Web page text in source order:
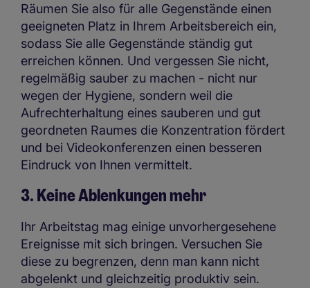
Räumen Sie also für alle Gegenstände einen
geeigneten Platz in Ihrem Arbeitsbereich ein,
sodass Sie alle Gegenstände ständig gut
erreichen können. Und vergessen Sie nicht,
regelmäßig sauber zu machen - nicht nur
wegen der Hygiene, sondern weil die
Aufrechterhaltung eines sauberen und gut
geordneten Raumes die Konzentration fördert
und bei Videokonferenzen einen besseren
Eindruck von Ihnen vermittelt.
3. Keine Ablenkungen mehr
Ihr Arbeitstag mag einige unvorhergesehene
Ereignisse mit sich bringen. Versuchen Sie
diese zu begrenzen, denn man kann nicht
abgelenkt und gleichzeitig produktiv sein.